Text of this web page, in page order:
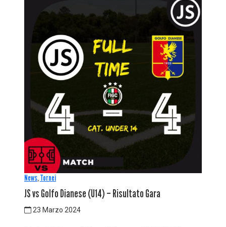
News,Tornei
JS vs Golfo Dianese (U14) – Risultato Gara
23 Marzo 2024